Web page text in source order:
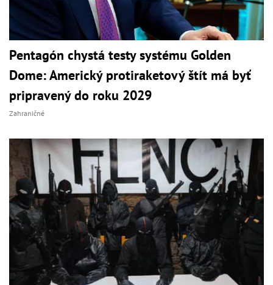
Pentagón chystá testy systému Golden
Dome: Americký protiraketový štít má byť
pripravený do roku 2029
Zahraničné